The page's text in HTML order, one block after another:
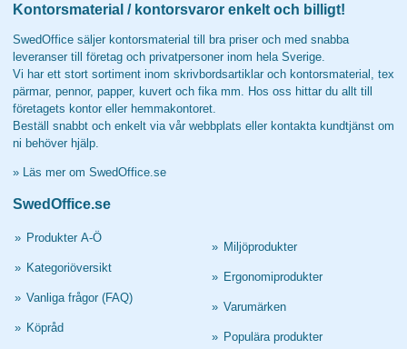
Kontorsmaterial / kontorsvaror enkelt och billigt!
SwedOffice säljer kontorsmaterial till bra priser och med snabba
leveranser till företag och privatpersoner inom hela Sverige.
Vi har ett stort sortiment inom skrivbordsartiklar och kontorsmaterial, tex
pärmar, pennor, papper, kuvert och fika mm. Hos oss hittar du allt till
företagets kontor eller hemmakontoret.
Beställ snabbt och enkelt via vår webbplats eller kontakta kundtjänst om
ni behöver hjälp.
» Läs mer om SwedOffice.se
SwedOffice.se
» Produkter A-Ö
» Kategoriöversikt
» Vanliga frågor (FAQ)
» Köpråd
» Miljöprodukter
» Ergonomiprodukter
» Varumärken
» Populära produkter